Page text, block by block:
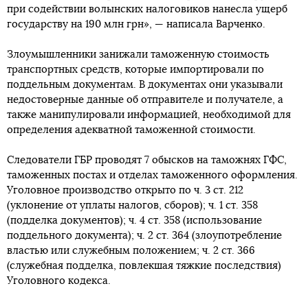
при содействии волынских налоговиков нанесла ущерб
государству на 190 млн грн», — написала Варченко.
Злоумышленники занижали таможенную стоимость
транспортных средств, которые импортировали по
поддельным документам. В документах они указывали
недостоверные данные об отправителе и получателе, а
также манипулировали информацией, необходимой для
определения адекватной таможенной стоимости.
Следователи ГБР проводят 7 обысков на таможнях ГФС,
таможенных постах и отделах таможенного оформления.
Уголовное производство открыто по ч. 3 ст. 212
(уклонение от уплаты налогов, сборов); ч. 1 ст. 358
(подделка документов); ч. 4 ст. 358 (использование
поддельного документа); ч. 2 ст. 364 (злоупотребление
властью или служебным положением; ч. 2 ст. 366
(служебная подделка, повлекшая тяжкие последствия)
Уголовного кодекса.